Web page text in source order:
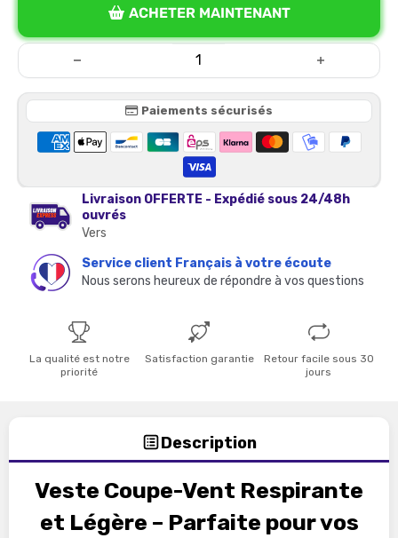
ACHETER MAINTENANT
Paiements sécurisés
Livraison OFFERTE - Expédié sous 24/48h
ouvrés
Vers
Service client Français à votre écoute
Nous serons heureux de répondre à vos questions
La qualité est notre
priorité
Satisfaction garantie
Retour facile sous 30
jours
Description
Veste Coupe-Vent Respirante
et Légère – Parfaite pour vos